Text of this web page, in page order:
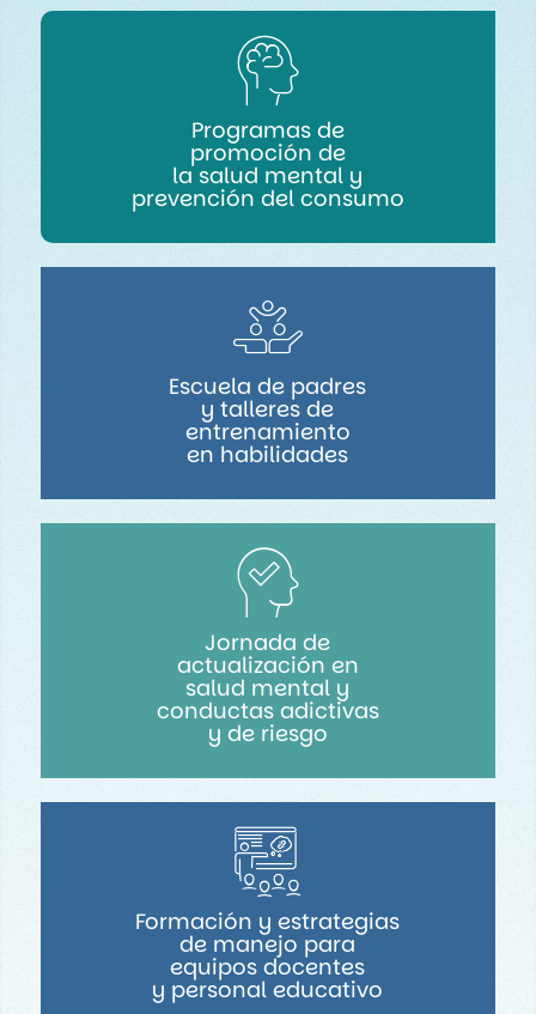
Programas de
promoción de
la salud mental y
prevención del consumo
Escuela de padres
y talleres de
entrenamiento
en habilidades
Jornada de
actualización en
salud mental y
conductas adictivas
y de riesgo
Formación y estrategias
de manejo para
equipos docentes
y personal educativo